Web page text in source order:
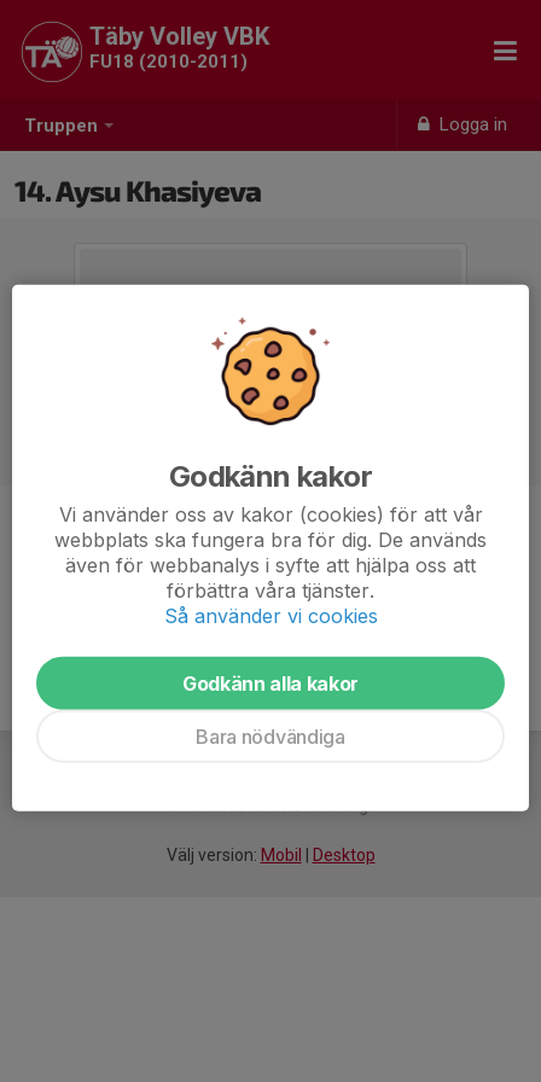
Truppen Logga in
Täby Volley VBK
FU18 (2010-2011)
14. Aysu Khasiyeva
Position
-
17 år
Försmartaidrottsföreningar
Välj version: Mobil Desktop
Godkänn kakor
Vi använder oss av kakor (cookies) för att vår
webbplats ska fungera bra för dig. De används
även för webbanalys i syfte att hjälpa oss att
förbättra våra tjänster.
Så använder vi cookies
Godkänn alla kakor
Bara nödvändiga